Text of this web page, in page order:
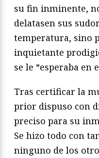
su fin inminente,
delatasen sus
temperatura, sino
inquietante
se le “esperaba en
Tras certificar la
prior dispuso con
preciso para su
Se hizo todo con
ninguno de los